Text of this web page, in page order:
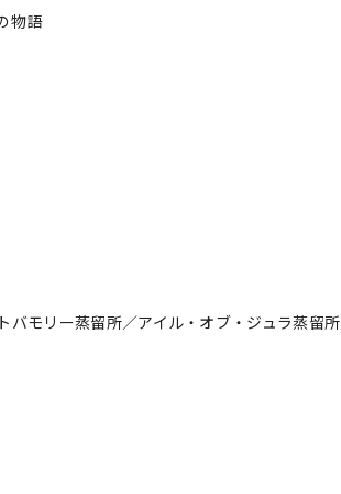
物語
モリー蒸留所／アイル・オブ・ジュラ蒸留所